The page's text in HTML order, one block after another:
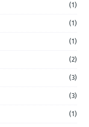
(1)
(1)
(1)
(2)
(3)
(3)
(1)